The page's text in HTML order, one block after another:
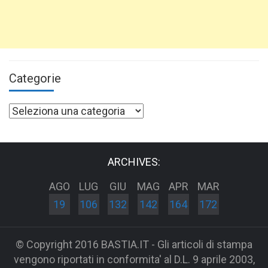
Categorie
Categorie
ARCHIVES:
AGO
19
LUG
106
GIU
132
MAG
142
APR
164
MAR
172
© Copyright 2016 BASTIA.IT - Gli articoli di stampa
vengono riportati in conformita' al D.L. 9 aprile 2003,